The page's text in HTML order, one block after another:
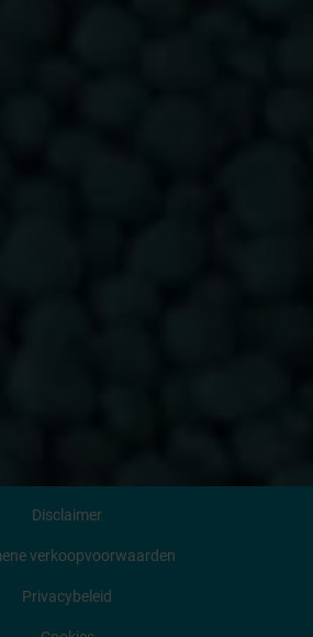
MET ONS OP
AANVRAGEN
Disclaimer
verkoopvoorwaarden
Privacybeleid